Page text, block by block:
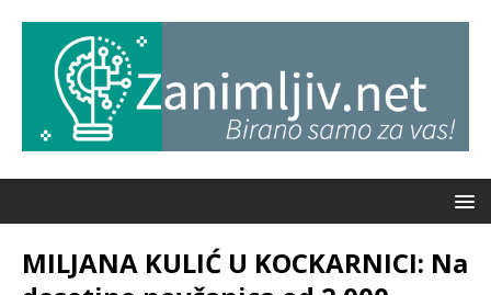
MILJANA KULIĆ U KOCKARNICI: Na